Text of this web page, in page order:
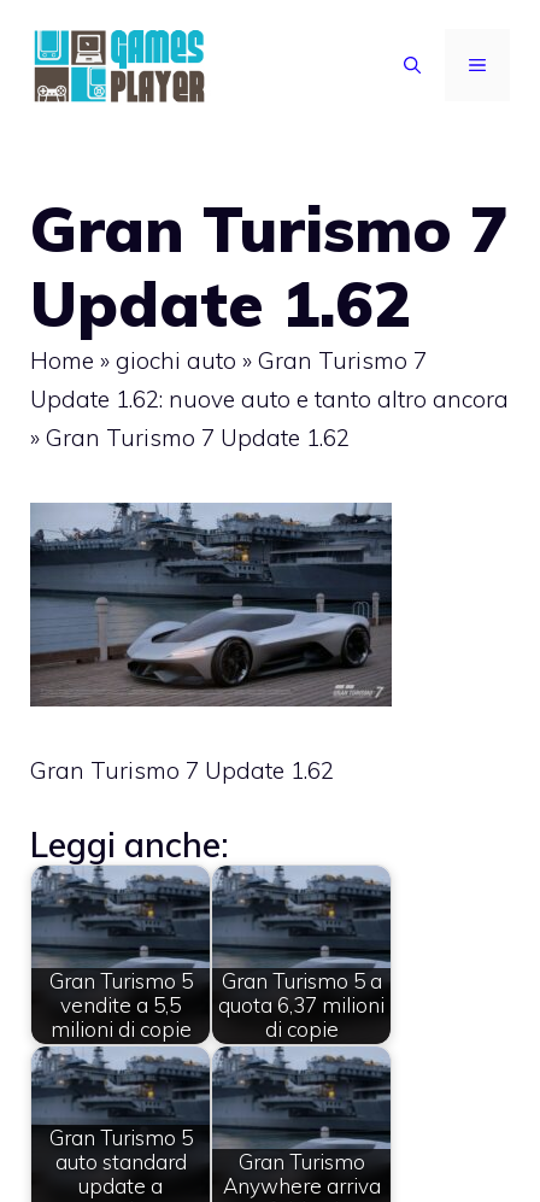
contenuto
MENU
Gran Turismo 7
Update 1.62
Home » giochi auto » Gran Turismo 7
Update 1.62: nuove auto e tanto altro ancora
» Gran Turismo 7 Update 1.62
Gran Turismo 7 Update 1.62
Leggi anche:
Gran Turismo 5
vendite a 5,5
milioni di copie
Gran Turismo 5 a
quota 6,37 milioni
di copie
Gran Turismo 5
auto standard
update a
Gran Turismo
Anywhere arriva